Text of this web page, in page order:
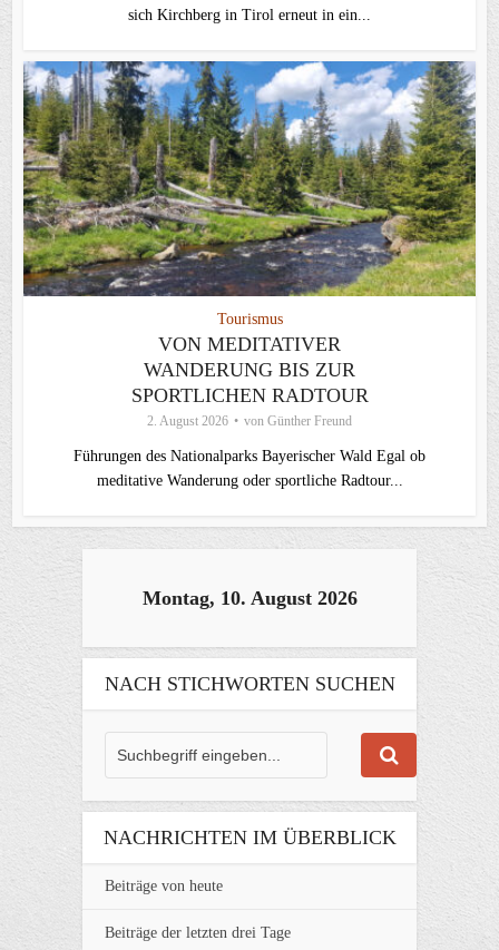
sich Kirchberg in Tirol erneut in ein...
Tourismus
VON MEDITATIVER
WANDERUNG BIS ZUR
SPORTLICHEN RADTOUR
2. August 2026 von Günther Freund
Führungen des Nationalparks Bayerischer Wald Egal ob
meditative Wanderung oder sportliche Radtour...
Montag, 10. August 2026
NACH STICHWORTEN SUCHEN
NACHRICHTEN IM ÜBERBLICK
Beiträge von heute
Beiträge der letzten drei Tage